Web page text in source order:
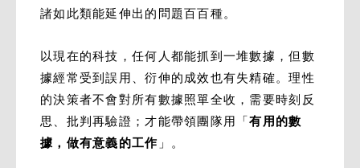
諸如此類能延伸出的問題百百種。
以現在的科技，任何人都能抓到一堆數據，但數
據經常受到誤用、衍伸的成效也有失精確。理性
的決策者不會對所有數據照單全收，需要時刻反
思、批判再驗證；才能帶領團隊用「有用的數
據，做有意義的工作 」。